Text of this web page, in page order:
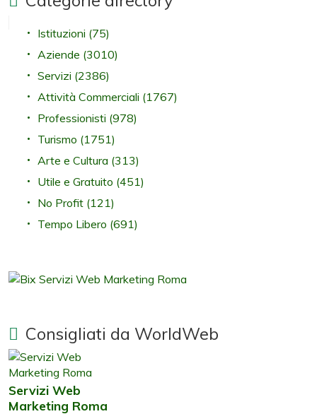
Istituzioni (75)
Aziende (3010)
Servizi (2386)
Attività Commerciali (1767)
Professionisti (978)
Turismo (1751)
Arte e Cultura (313)
Utile e Gratuito (451)
No Profit (121)
Tempo Libero (691)
Consigliati da WorldWeb
Servizi Web
Marketing Roma